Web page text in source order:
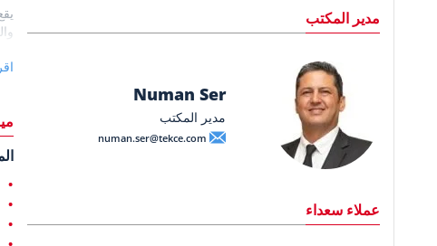
مدير المكتب
Numan Ser
مدير المكتب
numan.ser@tekce.com
عملاء سعداء